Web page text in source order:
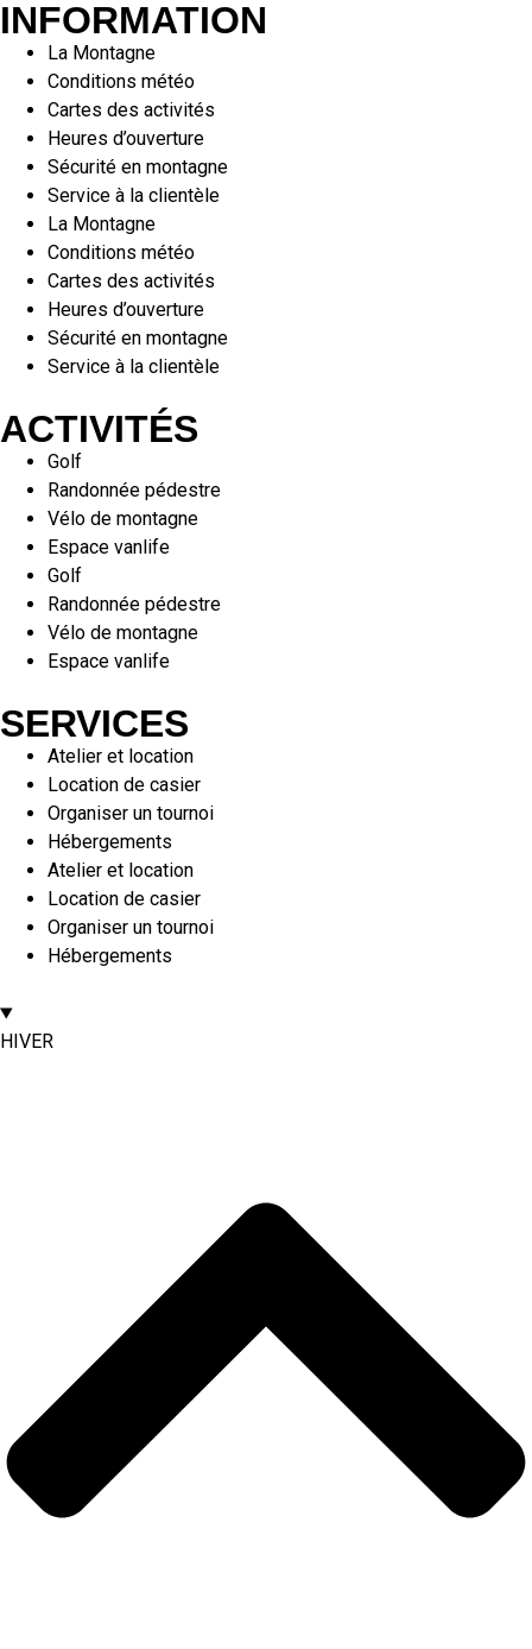
INFORMATION
La Montagne
Conditions météo
Cartes des activités
Heures d’ouverture
Sécurité en montagne
Service à la clientèle
La Montagne
Conditions météo
Cartes des activités
Heures d’ouverture
Sécurité en montagne
Service à la clientèle
ACTIVITÉS
Golf
Randonnée pédestre
Vélo de montagne
Espace vanlife
Golf
Randonnée pédestre
Vélo de montagne
Espace vanlife
SERVICES
Atelier et location
Location de casier
Organiser un tournoi
Hébergements
Atelier et location
Location de casier
Organiser un tournoi
Hébergements
HIVER